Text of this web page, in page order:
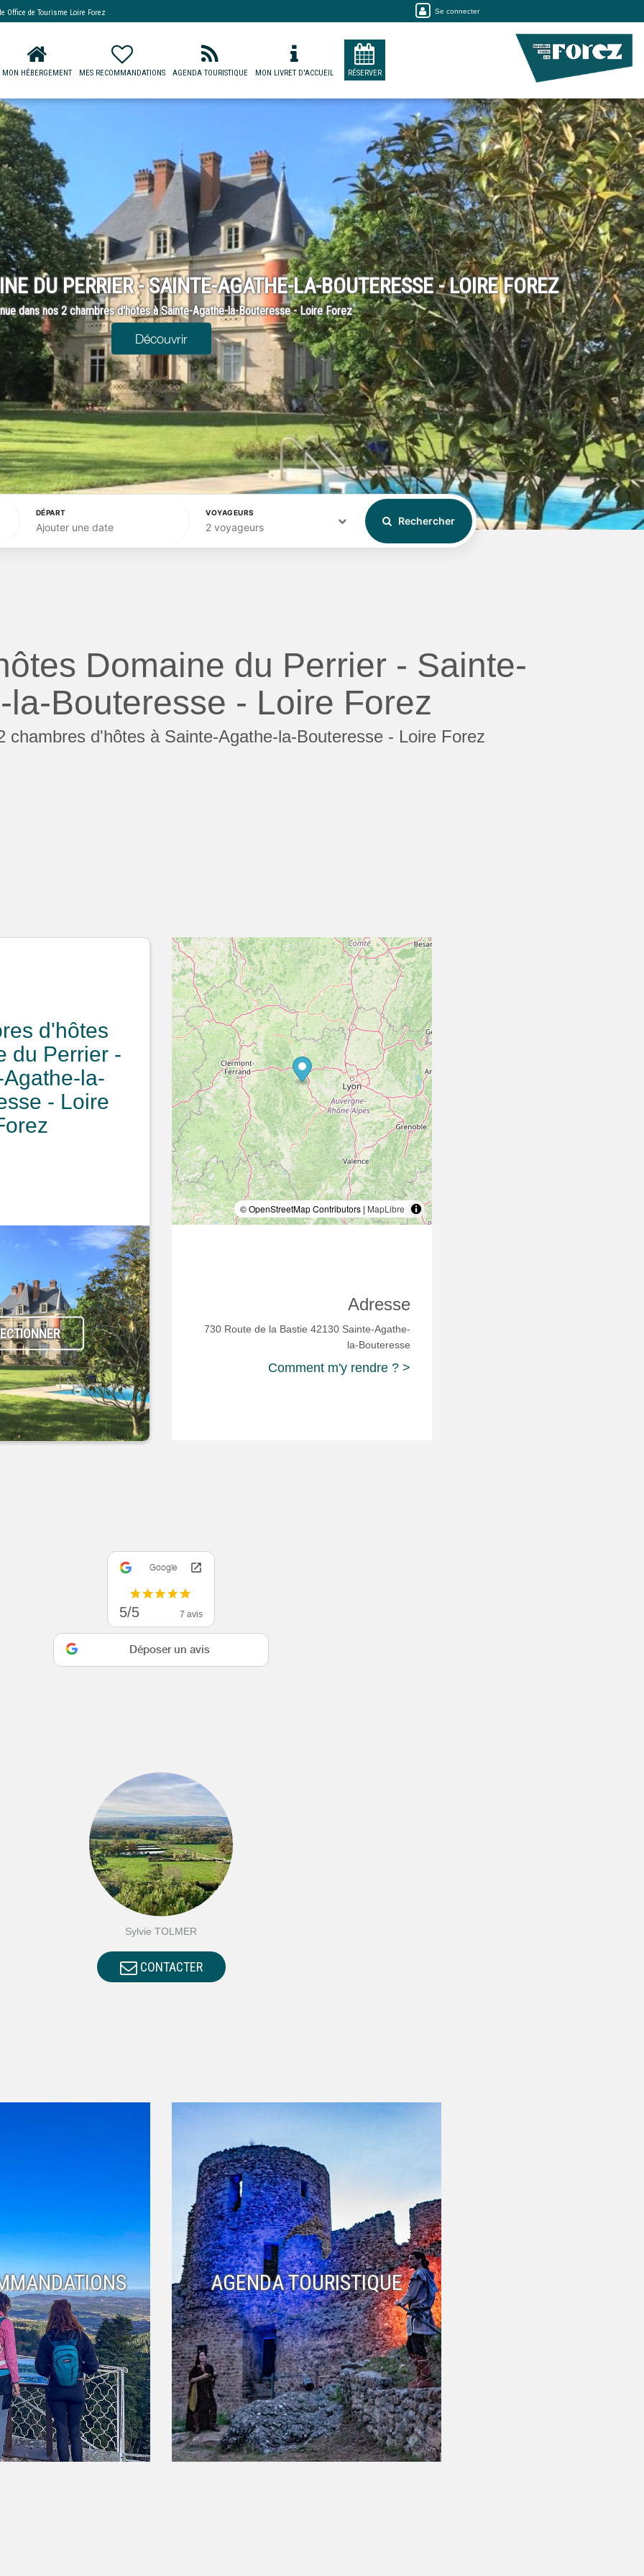
Office de Tourisme Loire Forez Se connecter
MON HÉBERGEMENT MES RECOMMANDATIONS AGENDA TOURISTIQUE MON LIVRET D'ACCUEIL RÉSERVER
DU PERRIER - SAINTE-AGATHE-LA-BOUTERESSE - LOIRE FOREZ
dans nos 2 chambres d'hôtes à Sainte-Agathe-la-Bouteresse - Loire Forez
Découvrir
DÉPART
Ajouter une date
VOYAGEURS
2 voyageurs
Rechercher
Domaine du Perrier - Sainte-
la-Bouteresse - Loire Forez
chambres d'hôtes à Sainte-Agathe-la-Bouteresse - Loire Forez
d'hôtes
du Perrier -
la-
- Loire
© OpenStreetMap Contributors | MapLibre
Adresse
730 Route de la Bastie 42130 Sainte-Agathe-
la-Bouteresse
Comment m'y rendre ? >
Google
5/5 7 avis
Déposer un avis
Sylvie TOLMER
CONTACTER
AGENDA TOURISTIQUE